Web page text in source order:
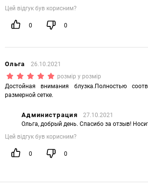
Цей відгук був корисним?
0 0
Ольга 26.10.2021
(*)
(*)
(*)
(*)
(*)
розмір у розмір
Достойная внимания блузка.Полностью
размерной сетке.
Администрация
27.10.2021
Ольга, добрый день. Спасибо за отзыв!
Цей відгук був корисним?
0 0